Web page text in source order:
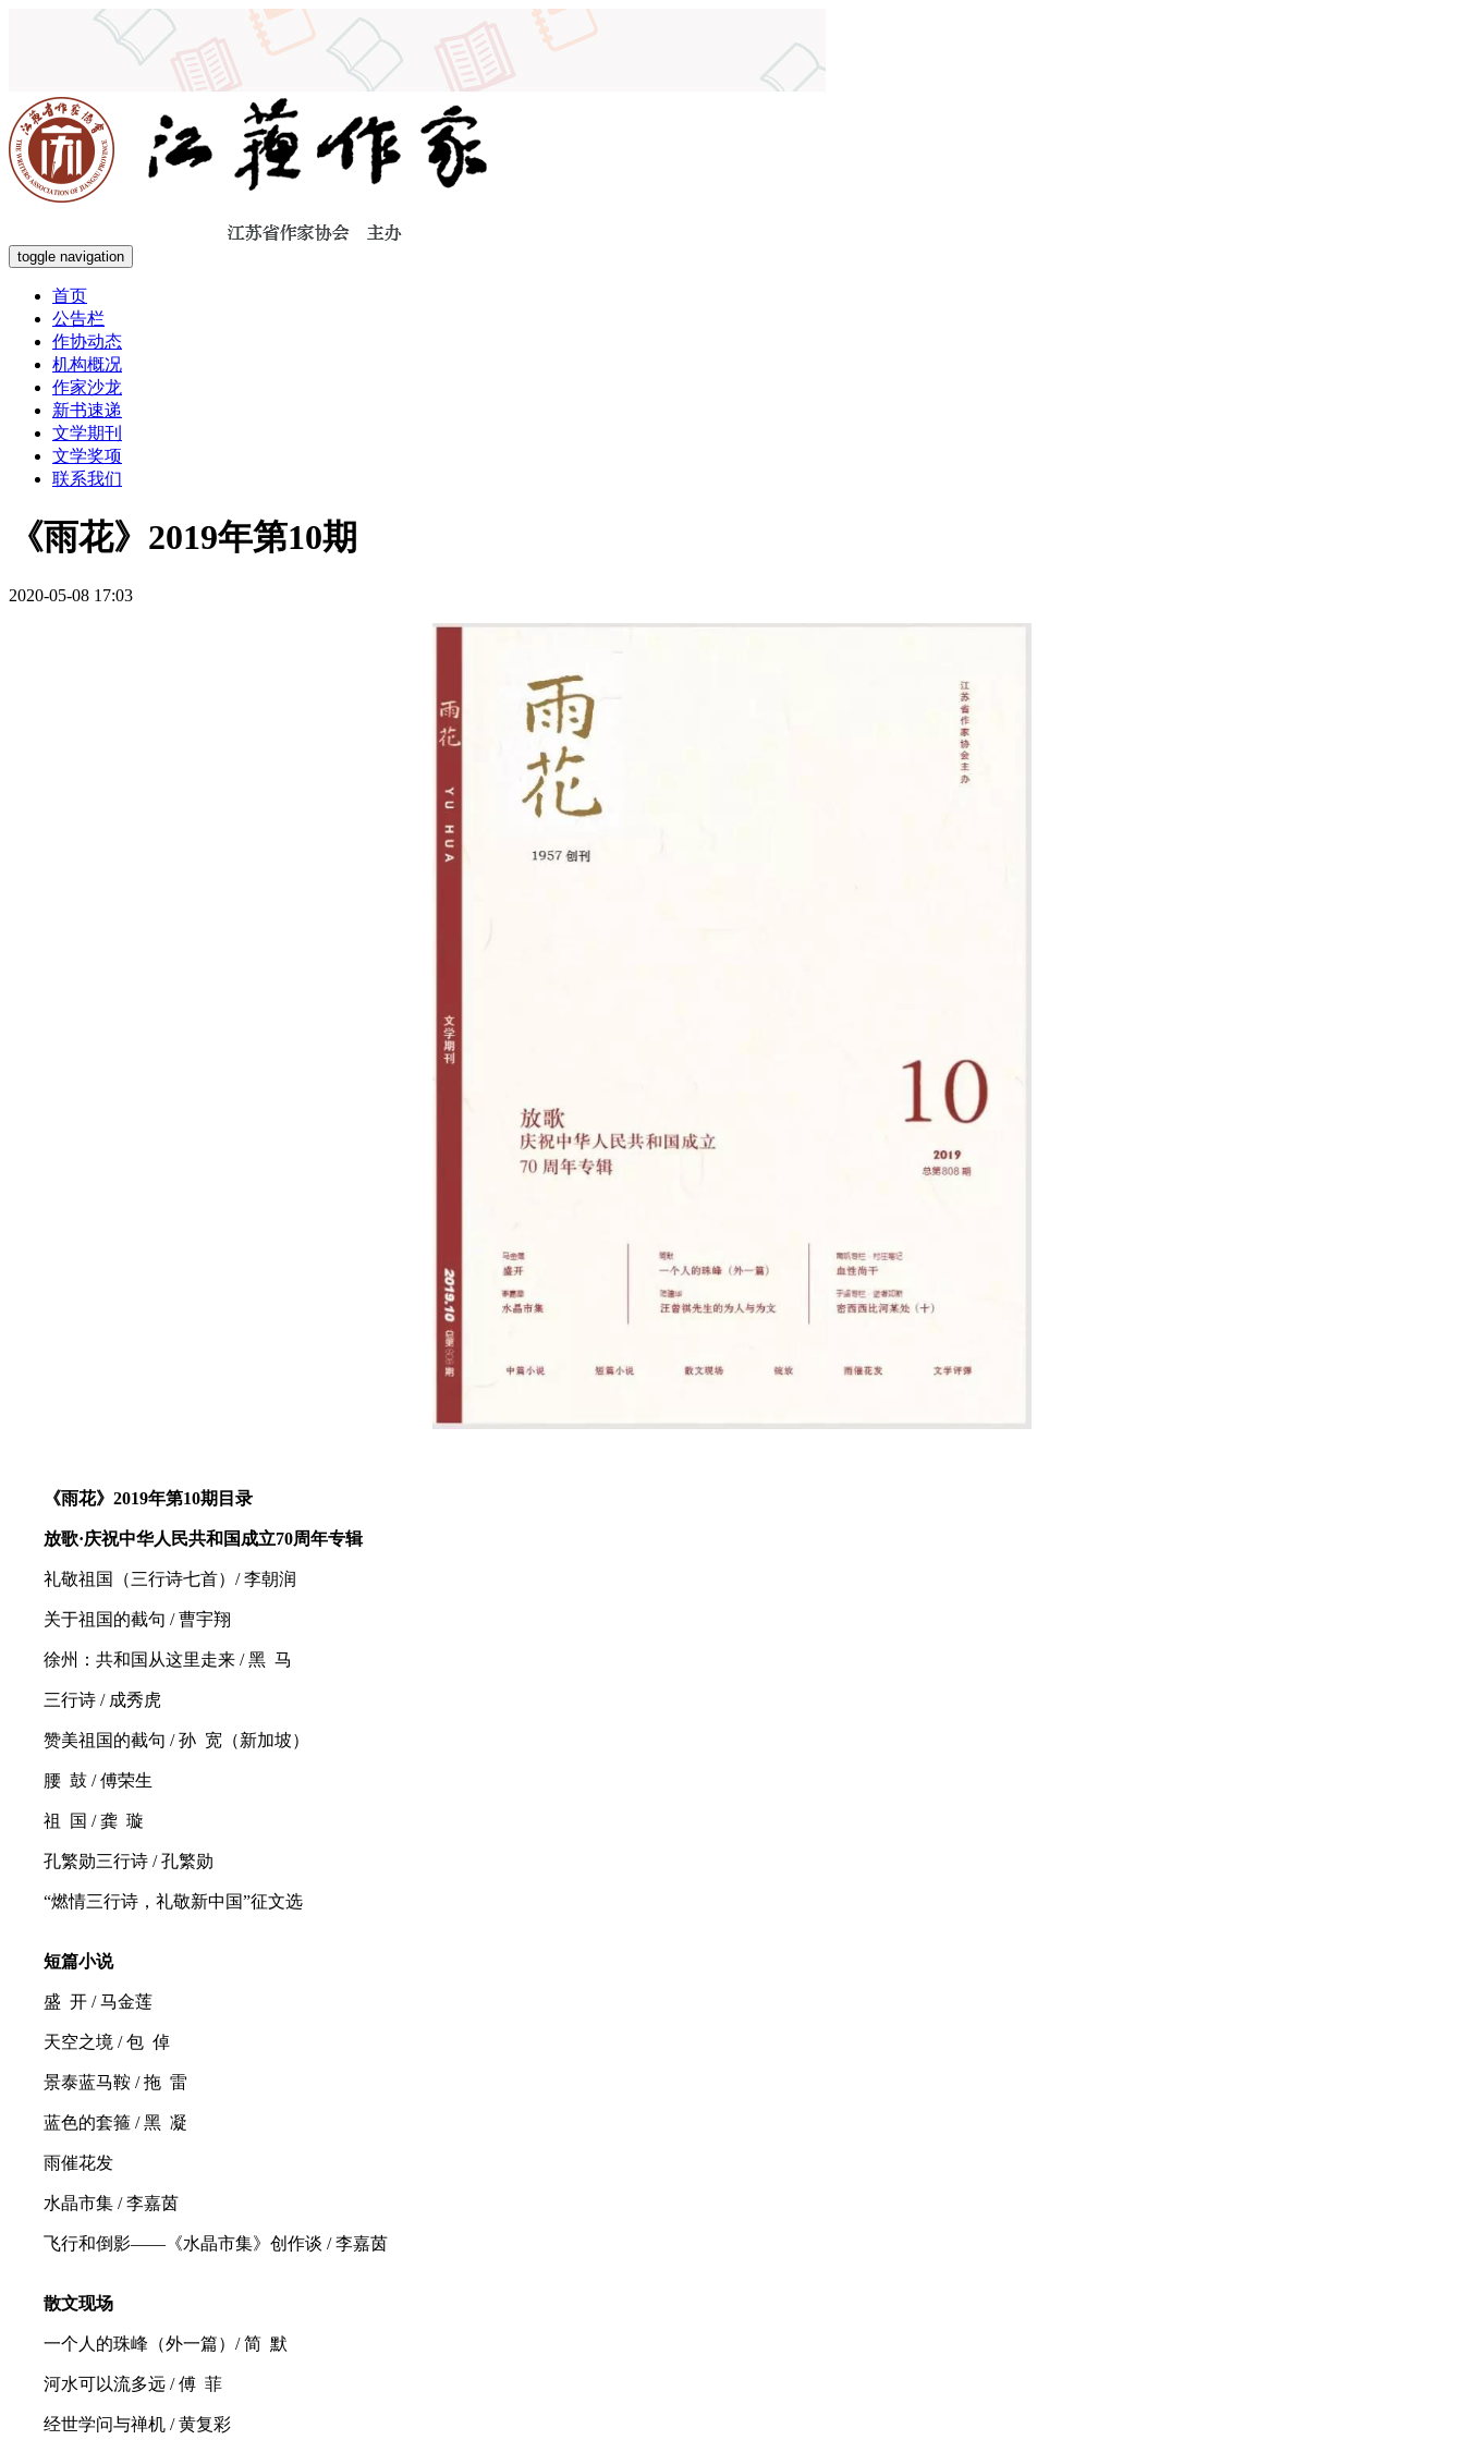
toggle navigation
首页
公告栏
作协动态
机构概况
作家沙龙
新书速递
文学期刊
文学奖项
联系我们
《雨花》2019年第10期
2020-05-08 17:03
《雨花》2019年第10期目录
放歌·庆祝中华人民共和国成立70周年专辑
礼敬祖国（三行诗七首）/ 李朝润
关于祖国的截句 / 曹宇翔
徐州：共和国从这里走来 / 黑 马
三行诗 / 成秀虎
赞美祖国的截句 / 孙 宽（新加坡）
腰 鼓 / 傅荣生
祖 国 / 龚 璇
孔繁勋三行诗 / 孔繁勋
“燃情三行诗，礼敬新中国”征文选
短篇小说
盛 开 / 马金莲
天空之境 / 包 倬
景泰蓝马鞍 / 拖 雷
蓝色的套箍 / 黑 凝
雨催花发
水晶市集 / 李嘉茵
飞行和倒影——《水晶市集》创作谈 / 李嘉茵
散文现场
一个人的珠峰（外一篇）/ 简 默
河水可以流多远 / 傅 菲
经世学问与禅机 / 黄复彩